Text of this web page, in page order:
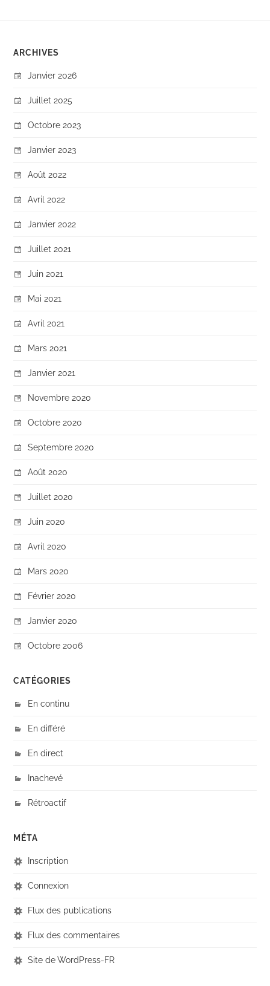
ARCHIVES
Janvier 2026
Juillet 2025
Octobre 2023
Janvier 2023
Août 2022
Avril 2022
Janvier 2022
Juillet 2021
Juin 2021
Mai 2021
Avril 2021
Mars 2021
Janvier 2021
Novembre 2020
Octobre 2020
Septembre 2020
Août 2020
Juillet 2020
Juin 2020
Avril 2020
Mars 2020
Février 2020
Janvier 2020
Octobre 2006
CATÉGORIES
En continu
En différé
En direct
Inachevé
Rétroactif
MÉTA
Inscription
Connexion
Flux des publications
Flux des commentaires
Site de WordPress-FR